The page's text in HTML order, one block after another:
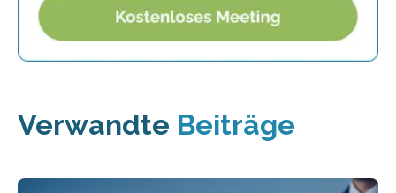
Verwandte Beiträge